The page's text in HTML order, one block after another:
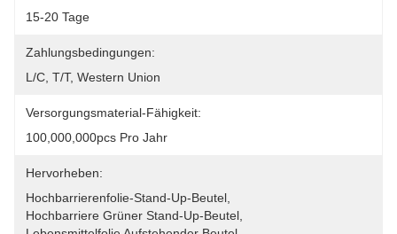
15-20 Tage
Zahlungsbedingungen:
L/C, T/T, Western Union
Versorgungsmaterial-Fähigkeit:
100,000,000pcs Pro Jahr
Hervorheben:
Hochbarrierenfolie-Stand-Up-Beutel
Hochbarriere Grüner Stand-Up-Beutel